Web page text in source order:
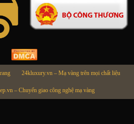
24kluxury.vn – Mạ vàng trên mọi chất liệu
– Chuyển giao công nghệ mạ vàng